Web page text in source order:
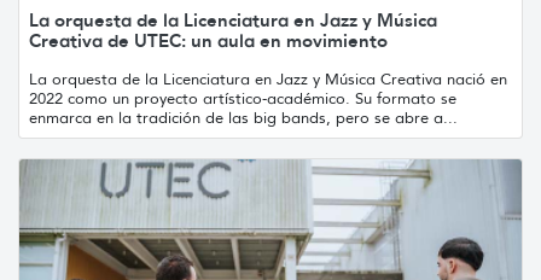
La orquesta de la Licenciatura en Jazz y Música
Creativa de UTEC: un aula en movimiento
La orquesta de la Licenciatura en Jazz y Música Creativa nació en
2022 como un proyecto artístico-académico. Su formato se
enmarca en la tradición de las big bands, pero se abre a...